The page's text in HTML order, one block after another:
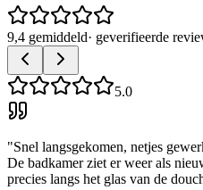
9,4 gemiddeld· geverifieerde
5.0
"Snel langsgekomen, netjes
De badkamer ziet er weer als
precies langs het glas van de